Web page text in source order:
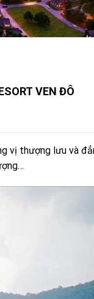
VEN ĐÔ
vị thượng lưu và